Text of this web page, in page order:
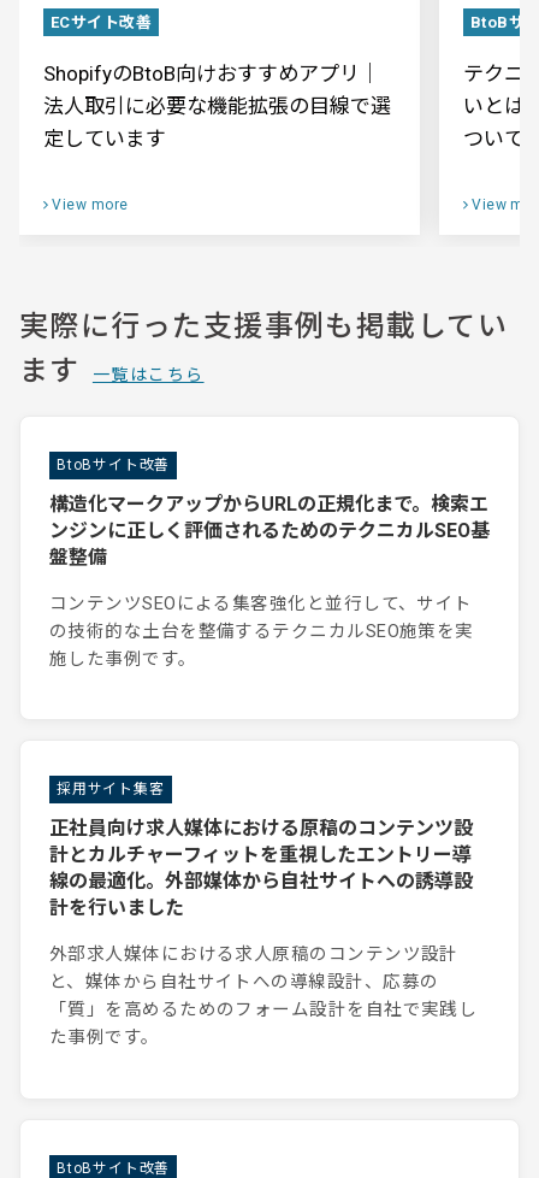
ECサイト改善
ShopifyのBtoB向けおすすめアプリ｜
法人取引に必要な機能拡張の目線で選
定しています
View more
BtoBサ
テクニ
いとは
ついて
View
実際に行った支援事例も掲載してい
ます
一覧はこちら
BtoBサイト改善
構造化マークアップからURLの正規化まで。検索エ
ンジンに正しく評価されるためのテクニカルSEO基
盤整備
コンテンツSEOによる集客強化と並行して、サイト
の技術的な土台を整備するテクニカルSEO施策を実
施した事例です。
採用サイト集客
正社員向け求人媒体における原稿のコンテンツ設
計とカルチャーフィットを重視したエントリー導
線の最適化。外部媒体から自社サイトへの誘導設
計を行いました
外部求人媒体における求人原稿のコンテンツ設計
と、媒体から自社サイトへの導線設計、応募の
「質」を高めるためのフォーム設計を自社で実践し
た事例です。
BtoBサイト改善